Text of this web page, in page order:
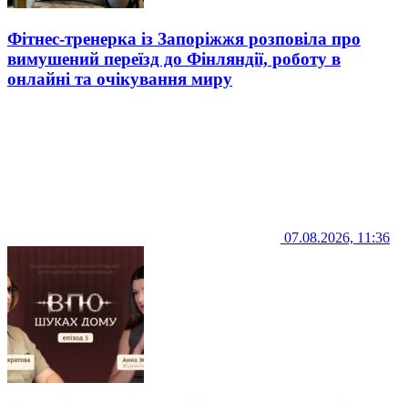
Фітнес-тренерка із Запоріжжя розповіла про
вимушений переїзд до Фінляндії, роботу в
онлайні та очікування миру
07.08.2026, 11:36